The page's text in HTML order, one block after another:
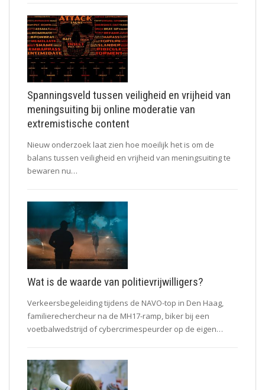
Spanningsveld tussen veiligheid en vrijheid van
meningsuiting bij online moderatie van
extremistische content
Nieuw onderzoek laat zien hoe moeilijk het is om de
balans tussen veiligheid en vrijheid van meningsuiting te
bewaren nu…
Wat is de waarde van politievrijwilligers?
Verkeersbegeleiding tijdens de NAVO-top in Den Haag,
familierechercheur na de MH17-ramp, biker bij een
voetbalwedstrijd of cybercrimespeurder op de eigen…